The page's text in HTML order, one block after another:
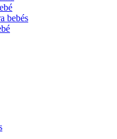
bebés